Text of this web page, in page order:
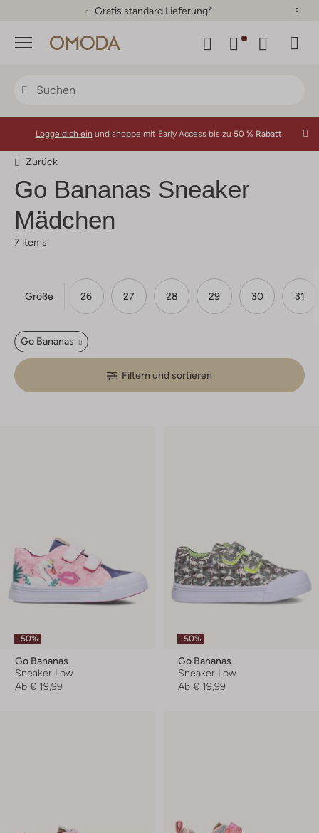
Gratis standard Lieferung*
Menü
Logge dich ein und shoppe mit Early Access bis zu 50 % Rabatt.
Zurück
Go Bananas Sneaker
Mädchen
7 items
Größe
25 26 27 28 29 30 31
Go Bananas
Filtern und sortieren
-50%
Go Bananas
Sneaker Low
Ab € 19,99
-50%
Go Bananas
Sneaker Low
Ab € 19,99